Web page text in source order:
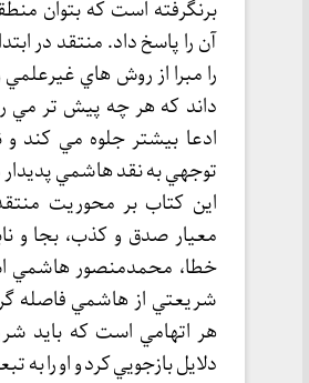
برنگرفته است که بتوان
آن را پاسخ داد. منتقد در
را مبرا از روش هاي
داند که هر چه پيش تر مي
ادعا بيشتر جلوه مي کند و
توجهي به نقد هاشمي
اين کتاب بر محوريت
معيار صدق و کذب، بجا و
خطا، محمدمنصور هاشمي
شريعتي از هاشمي فاصله
هر اتهامي است که بايد
دلايل بازجويي کرد و او را به